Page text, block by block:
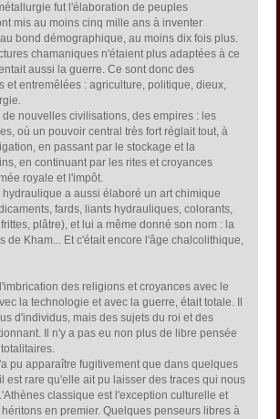
fut l'élaboration de peuples
mis au moins cinq mille ans à inventer
bond démographique, au moins dix fois plus.
chamaniques n'étaient plus adaptées à ce
aussi la guerre. Ce sont donc des
et entremêlées : agriculture, politique, dieux,
de nouvelles civilisations, des empires : les
où un pouvoir central très fort réglait tout, à
en passant par le stockage et la
en continuant par les rites et croyances
royale et l'impôt.
hydraulique a aussi élaboré un art chimique
fards, liants hydrauliques, colorants,
plâtre), et lui a même donné son nom : la
de Kham... Et c'était encore l'âge chalcolithique,
des religions et croyances avec le
la technologie et avec la guerre, était totale. Il
d'individus, mais des sujets du roi et des
Il n'y a pas eu non plus de libre pensée
pu apparaître fugitivement que dans quelques
est rare qu'elle ait pu laisser des traces qui nous
classique est l'exception culturelle et
en premier. Quelques penseurs libres à